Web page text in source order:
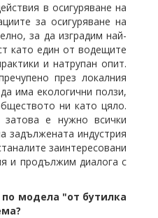
в осигуряване на
за осигуряване на
за да изградим най-
като един от водещите
и натрупан опит.
през локалния
има екологични ползи,
ни като цяло.
затова е нужно всички
задължената индустрия
заинтересовани
и продължим диалога с
модела "от бутилка